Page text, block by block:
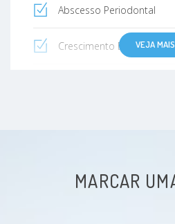
Abscesso Periodontal
Crescimento Excessivo
VEJA MAIS
MARCAR